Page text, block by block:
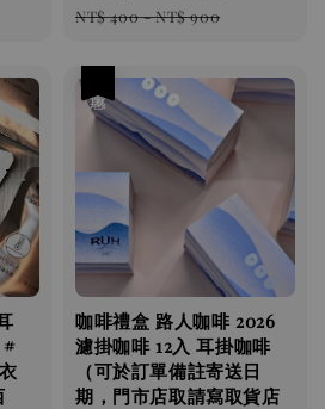
price
NT$ 400-NT$ 900
#
咖啡禮盒 路人咖啡 2026
濾掛咖啡 12入 耳掛咖啡
（可於訂單備註寄送日
期，門市店取請寫取貨店